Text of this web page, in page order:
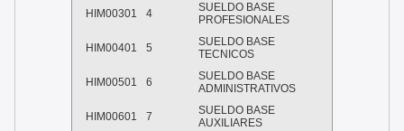
HIM00301 4
SUELDO BASE
PROFESIONALES
HIM00401 5
SUELDO BASE
TECNICOS
HIM00501 6
SUELDO BASE
ADMINISTRATIVOS
HIM00601 7
SUELDO BASE
AUXILIARES